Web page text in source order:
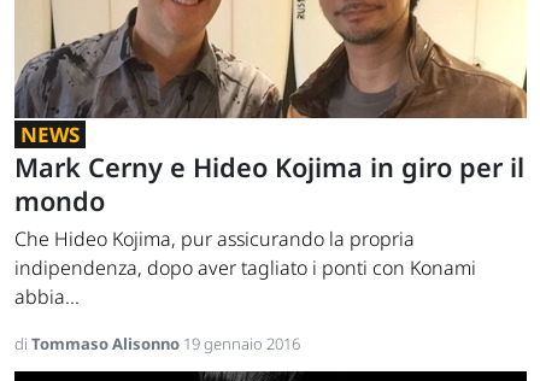
NEWS
Mark Cerny e Hideo Kojima in giro per il
mondo
Che Hideo Kojima, pur assicurando la propria
indipendenza, dopo aver tagliato i ponti con Konami
abbia...
di Tommaso Alisonno 19 gennaio 2016